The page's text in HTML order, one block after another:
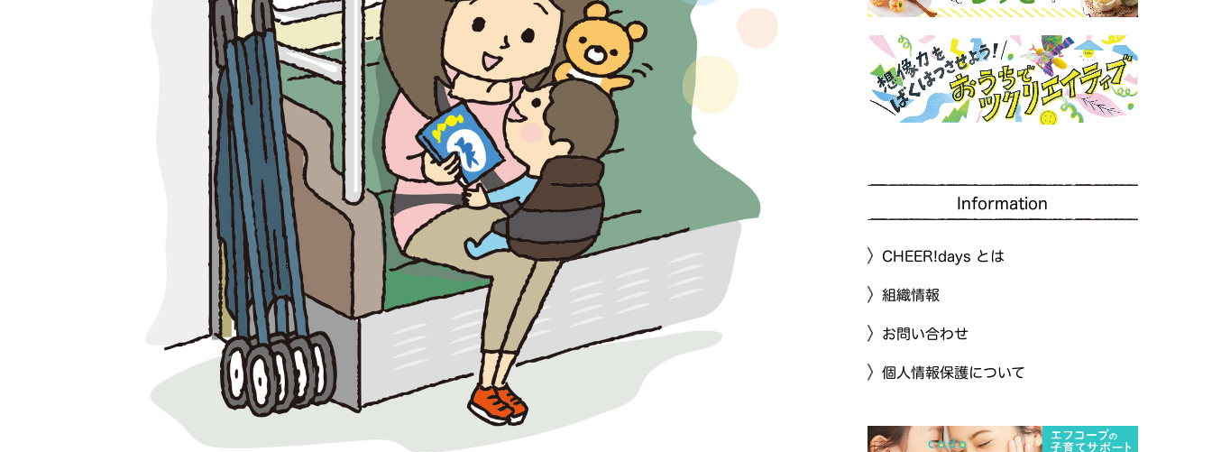
Information
CHEER!days とは
組織情報
お問い合わせ
個人情報保護について